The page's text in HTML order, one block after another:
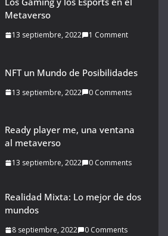
Metaverso
13 septiembre, 2022 1 Comment
NFT un Mundo de Posibilidades
13 septiembre, 2022 0 Comments
Ready player me, una ventana
al metaverso
13 septiembre, 2022 0 Comments
Realidad Mixta: Lo mejor de dos
mundos
8 septiembre, 2022 0 Comments